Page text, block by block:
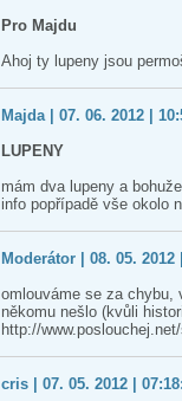
Pro Majdu
Ahoj ty lupeny jsou
Majda | 07. 06. 2012 |
LUPENY
mám dva lupeny a
info popřípadě vše okolo
Moderátor | 08. 05. 2012
omlouváme se za chybu,
někomu nešlo (kvůli
http://
cris | 07. 05. 2012 |